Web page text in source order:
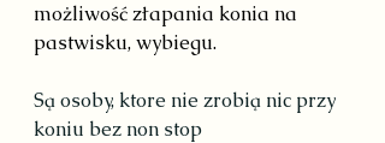
możliwość złapania konia na
pastwisku, wybiegu.
Są osoby, ktore nie zrobią nic przy
koniu bez non stop